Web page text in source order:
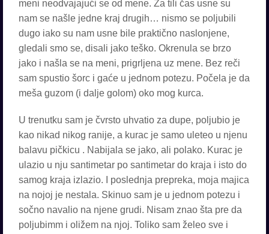
meni neodvajajući se od mene. Za tili čas usne su
nam se našle jedne kraj drugih… nismo se poljubili
dugo iako su nam usne bile praktično naslonjene,
gledali smo se, disali jako teško. Okrenula se brzo
jako i našla se na meni, prigrljena uz mene. Bez reči
sam spustio šorc i gaće u jednom potezu. Počela je da
meša guzom (i dalje golom) oko mog kurca.
U trenutku sam je čvrsto uhvatio za dupe, poljubio je
kao nikad nikog ranije, a kurac je samo uleteo u njenu
balavu pičkicu . Nabijala se jako, ali polako. Kurac je
ulazio u nju santimetar po santimetar do kraja i isto do
samog kraja izlazio. I poslednja prepreka, moja majica
na nojoj je nestala. Skinuo sam je u jednom potezu i
sočno navalio na njene grudi. Nisam znao šta pre da
poljubimm i oližem na njoj. Toliko sam želeo sve i